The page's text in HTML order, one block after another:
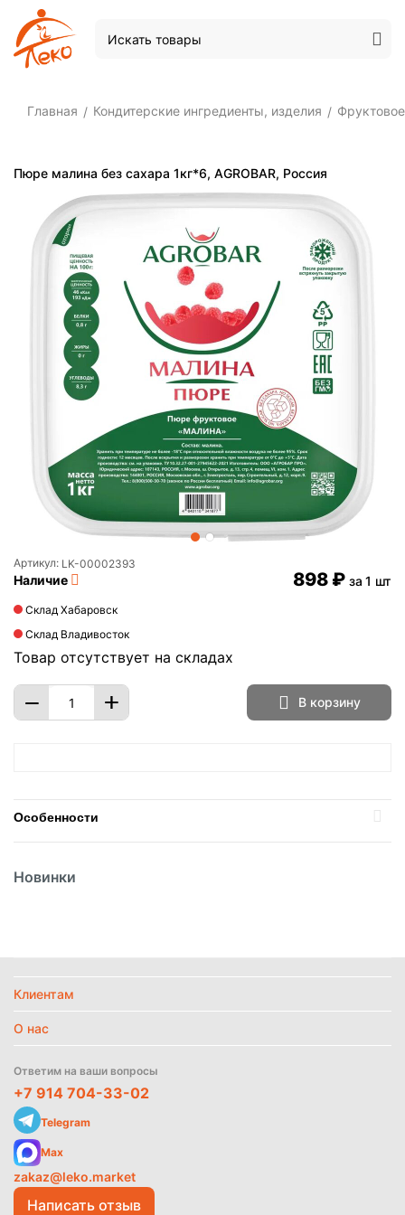
Главная / Кондитерские ингредиенты, изделия /
Пюре малина без сахара 1кг*6, AGROBAR, Россия
Артикул: LK-00002393
Наличие
Склад Хабаровск
Склад Владивосток
Товар отсутствует на складах
‍898‍ ₽ за 1 шт
+
− В корзину
Особенности
Вид
Температурный режим Замороженное
Найти похожие
Новинки
Клиентам
О нас
Ответим на ваши вопросы
+7 914 704-33-02
Telegram
Max
zakaz@leko.market
Написать отзыв
данных